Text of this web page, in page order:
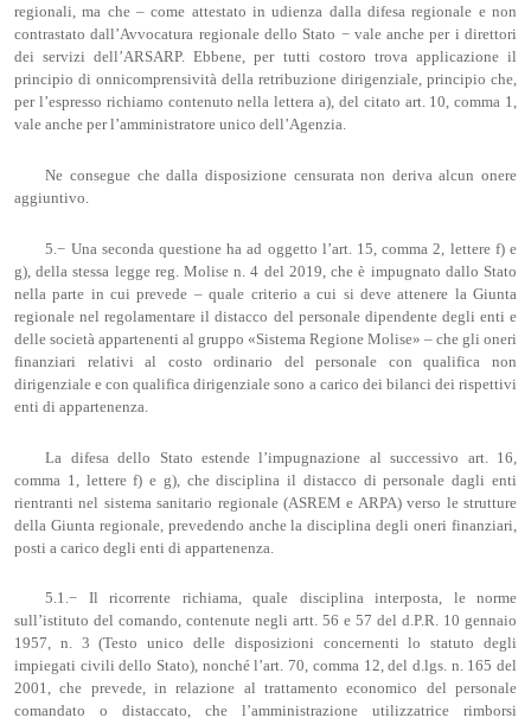
regionali, ma che – come attestato in udienza dalla difesa regionale e non
contrastato dall’Avvocatura regionale dello Stato − vale anche per i direttori
dei servizi dell’ARSARP. Ebbene, per tutti costoro trova applicazione il
principio di onnicomprensività della retribuzione dirigenziale, principio che,
per l’espresso richiamo contenuto nella lettera a), del citato art. 10, comma 1,
vale anche per l’amministratore unico dell’Agenzia.
Ne consegue che dalla disposizione censurata non deriva alcun onere
aggiuntivo.
5.− Una seconda questione ha ad oggetto l’art. 15, comma 2, lettere f) e
g), della stessa legge reg. Molise n. 4 del 2019, che è impugnato dallo Stato
nella parte in cui prevede – quale criterio a cui si deve attenere la Giunta
regionale nel regolamentare il distacco del personale dipendente degli enti e
delle società appartenenti al gruppo «Sistema Regione Molise» – che gli oneri
finanziari relativi al costo ordinario del personale con qualifica non
dirigenziale e con qualifica dirigenziale sono a carico dei bilanci dei rispettivi
enti di appartenenza.
La difesa dello Stato estende l’impugnazione al successivo art. 16,
comma 1, lettere f) e g), che disciplina il distacco di personale dagli enti
rientranti nel sistema sanitario regionale (ASREM e ARPA) verso le strutture
della Giunta regionale, prevedendo anche la disciplina degli oneri finanziari,
posti a carico degli enti di appartenenza.
5.1.− Il ricorrente richiama, quale disciplina interposta, le norme
sull’istituto del comando, contenute negli artt. 56 e 57 del d.P.R. 10 gennaio
1957, n. 3 (Testo unico delle disposizioni concernenti lo statuto degli
impiegati civili dello Stato), nonché l’art. 70, comma 12, del d.lgs. n. 165 del
2001, che prevede, in relazione al trattamento economico del personale
comandato o distaccato, che l’amministrazione utilizzatrice rimborsi